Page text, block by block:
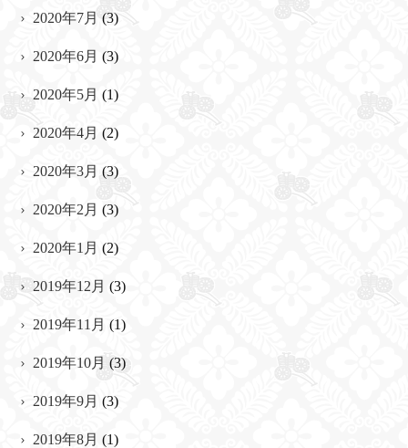
2020年7月 (3)
2020年6月 (3)
2020年5月 (1)
2020年4月 (2)
2020年3月 (3)
2020年2月 (3)
2020年1月 (2)
2019年12月 (3)
2019年11月 (1)
2019年10月 (3)
2019年9月 (3)
2019年8月 (1)